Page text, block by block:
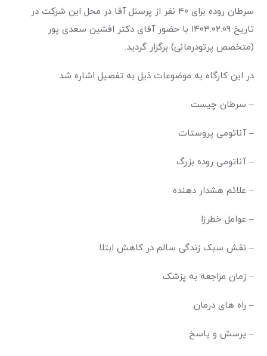
سرطان روده برای ۴۰ نفر از پرسنل آقا در محل این شرکت در
تاریخ ۱۴۰۳.۰۲.۰۹ با حضور آقای دکتر افشین سعدی پور
(متخصص پرتودرمانی) برگزار گردید.
در این کارگاه به موضوعات ذیل به تفصیل اشاره شد:
– سرطان چیست
–آناتومی پروستات
–آناتومی روده بزرگ
– علائم هشدار دهنده
– عوامل خطرزا
– نقش سبک زندگی سالم در کاهش ابتلا
–زمان مراجعه به پزشک
– راه های درمان
– پرسش و پاسخ